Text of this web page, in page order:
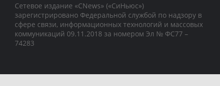
Сетевое издание «CNews» («СиНьюс»)
зарегистрировано Федеральной службой по надзору в
сфере связи, информационных технологий и массовых
коммуникаций 09.11.2018 за номером Эл № ФС77 –
74283